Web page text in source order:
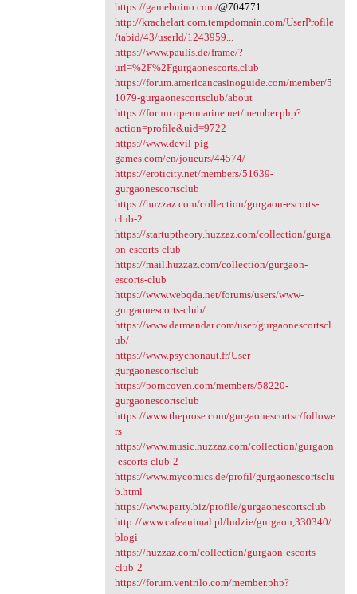
https://gamebuino.com/@704771
http://krachelart.com.tempdomain.com/UserProfile
/tabid/43/userId/1243959...
https://www.paulis.de/frame/?
url=%2F%2Fgurgaonescorts.club
https://forum.americancasinoguide.com/member/5
1079-gurgaonescortsclub/about
https://forum.openmarine.net/member.php?
action=profile&uid=9722
https://www.devil-pig-
games.com/en/joueurs/44574/
https://eroticity.net/members/51639-
gurgaonescortsclub
https://huzzaz.com/collection/gurgaon-escorts-
club-2
https://startuptheory.huzzaz.com/collection/gurga
on-escorts-club
https://mail.huzzaz.com/collection/gurgaon-
escorts-club
https://www.webqda.net/forums/users/www-
gurgaonescorts-club/
https://www.dermandar.com/user/gurgaonescortscl
ub/
https://www.psychonaut.fr/User-
gurgaonescortsclub
https://porncoven.com/members/58220-
gurgaonescortsclub
https://www.theprose.com/gurgaonescortsc/followe
rs
https://www.music.huzzaz.com/collection/gurgaon
-escorts-club-2
https://www.mycomics.de/profil/gurgaonescortsclu
b.html
https://www.party.biz/profile/gurgaonescortsclub
http://www.cafeanimal.pl/ludzie/gurgaon,330340/
blogi
https://huzzaz.com/collection/gurgaon-escorts-
club-2
https://forum.ventrilo.com/member.php?